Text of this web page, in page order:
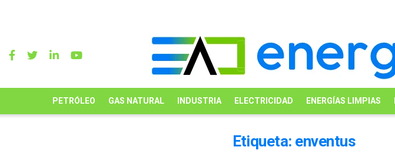
PETRÓLEO GAS NATURAL INDUSTRIA ELECTRICIDAD ENERGÍAS LIMPIAS
Etiqueta: enventus